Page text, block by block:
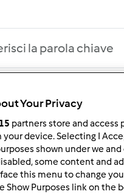
recenti
Your Privacy
partners store and access
your device. Selecting I
shown under we
some content and
this menu to change
Show Purposes link on the